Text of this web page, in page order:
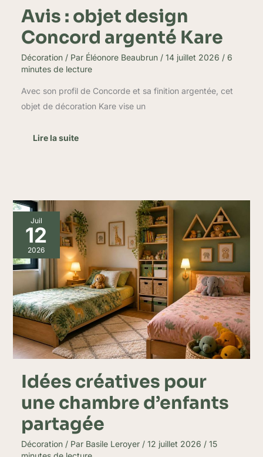
Avis : objet design
Concord argenté Kare
Décoration/ Par Éléonore Beaubrun / 14 juillet 2026 / 6
minutes de lecture
Avec son profil de Concorde et sa finition argentée, cet
objet de décoration Kare vise un
Lire la suite
Juil
12
2026
Idées créatives pour
une chambre d’enfants
partagée
Décoration/ Par Basile Leroyer / 12 juillet 2026 / 15
Idées
créatives
pour
une
chambre
d’enfants
partagée